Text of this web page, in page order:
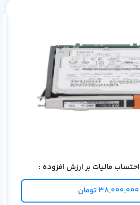
مالیات بر ارزش افزوده :
38,000,000 تومان